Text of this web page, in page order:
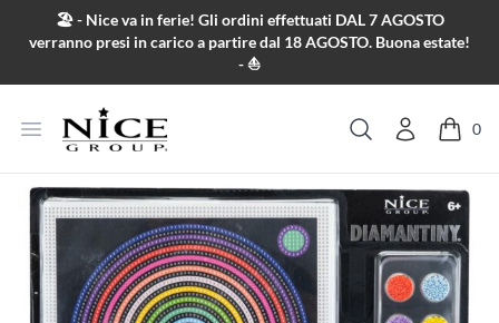
Salta al contenuto
🏖️ - Nice va in ferie! Gli ordini effettuati DAL 7 AGOSTO
verranno presi in carico a partire dal 18 AGOSTO. Buona estate!
- ⛵
Apri menu
Cerca
0